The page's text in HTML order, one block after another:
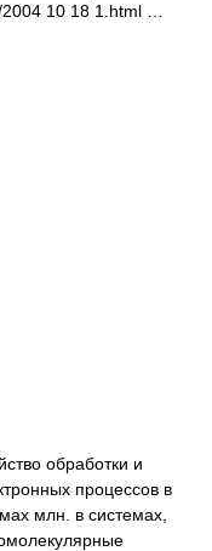
2004 10 18 1.html …
обработки и
процессов в
млн. в системах,